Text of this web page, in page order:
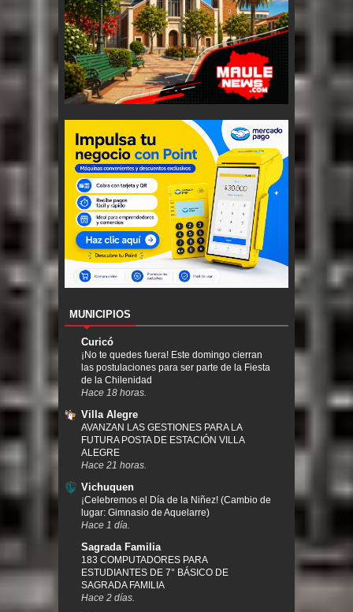
MUNICIPIOS
Curicó
¡No te quedes fuera! Este domingo cierran
las postulaciones para ser parte de la Fiesta
de la Chilenidad
Hace 18 horas.
Villa Alegre
AVANZAN LAS GESTIONES PARA LA
FUTURA POSTA DE ESTACIÓN VILLA
ALEGRE
Hace 21 horas.
Vichuquen
¡Celebremos el Día de la Niñez! (Cambio de
lugar: Gimnasio de Aquelarre)
Hace 1 día.
Sagrada Familia
183 COMPUTADORES PARA
ESTUDIANTES DE 7° BÁSICO DE
SAGRADA FAMILIA
Hace 2 días.